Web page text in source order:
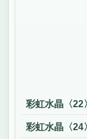
彩虹水晶〈22
彩虹水晶〈24